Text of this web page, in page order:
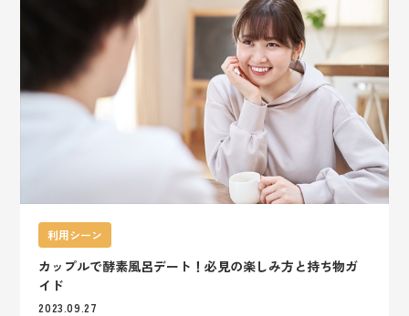
利用シーン
カップルで酵素風呂デート！必見の楽しみ方と持ち物ガ
イド
2023.09.27